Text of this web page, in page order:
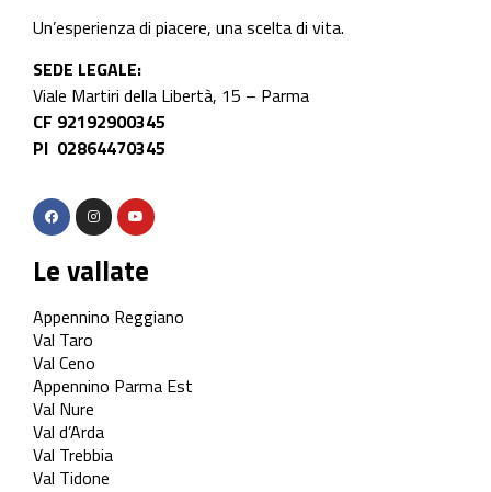
Un’esperienza di piacere, una scelta di vita.
SEDE LEGALE:
Viale Martiri della Libertà, 15 – Parma
CF 92192900345
PI 02864470345
Le vallate
Appennino Reggiano
Val Taro
Val Ceno
Appennino Parma Est
Val Nure
Val d’Arda
Val Trebbia
Val Tidone